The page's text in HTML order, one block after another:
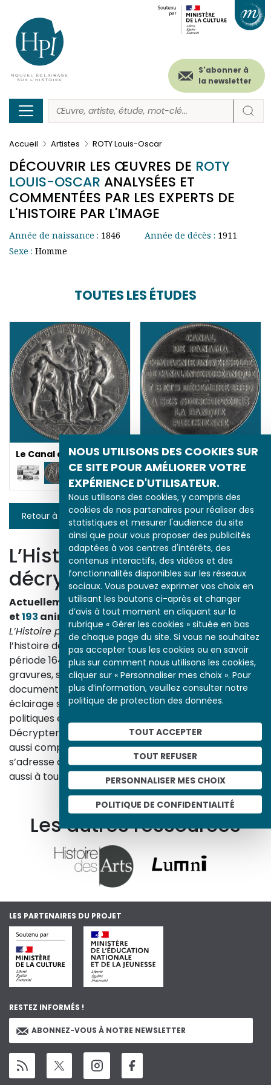
NOUS UTILISONS DES COOKIES SUR
CE SITE POUR AMÉLIORER VOTRE
EXPÉRIENCE D'UTILISATEUR.
Nous utilisons des cookies, y compris des
cookies de nos partenaires pour réaliser des
statistiques et mesurer l'audience du site
ainsi que pour vous proposer des publicités
adaptées à vos centres d'intérêts, des
contenus interactifs, des vidéos et des
fonctionnalités disponibles sur les réseaux
sociaux. Vous pouvez exprimer vos choix en
utilisant les boutons ci-après et changer
d’avis à tout moment en cliquant sur la
rubrique « Gérer les cookies » située en bas
de chaque page du site. Si vous ne souhaitez
pas accepter tous les cookies ou en savoir
plus sur comment nous utilisons les cookies,
cliquer sur « Personnaliser mes choix ». Pour
plus d’information, veuillez consulter notre
politique de protection des données.
TOUT ACCEPTER
TOUT REFUSER
PERSONNALISER MES CHOIX
POLITIQUE DE CONFIDENTIALITÉ
contenu
principal
Menu
secondaire
(header)
S'abonner à
la newsletter
Accueil Artistes ROTY Louis-Oscar
DÉCOUVRIR LES ŒUVRES DE ROTY
LOUIS-OSCAR ANALYSÉES ET
COMMENTÉES PAR LES EXPERTS DE
L'HISTOIRE PAR L'IMAGE
Année de naissance : 1846
Sexe : Homme
Année de décès : 1911
TOUTES LES ÉTUDES
Le Canal de Panama Le Canal de Panama
Retour à la liste
L’Histoire par l’image
décrypte l’histoire
Actuellement en ligne3153œuvres, 1748études
et193 animations.
L’Histoire par l’image
explore les événements de
l’histoire de France et les évolutions majeures de la
période 1643-1945. À travers des peintures, dessins,
gravures, sculptures, photographies, affiches,
documents d’archives, nos études proposent un
éclairage sur les réalités sociales, économiques,
politiques et culturelles d’une époque.
Décrypter les images et les événements d’hier, c’est
aussi comprendre ceux d’aujourd’hui. Un site qui
s’adresse à tous, famille, enseignants, élèves… mais
aussi à tous les curieux, amateurs d’art et d’histoire.
En savoir plus sur le projet
Les autres ressources
LES PARTENAIRES DU PROJET
RESTEZ INFORMÉS !
ABONNEZ-VOUS À NOTRE NEWSLETTER